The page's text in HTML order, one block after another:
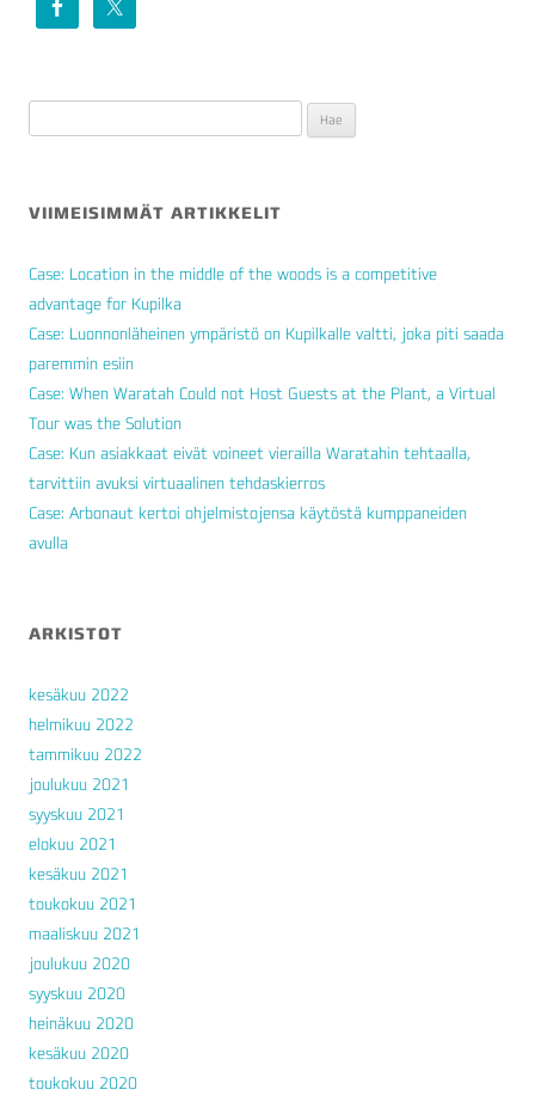
VIIMEISIMMÄT ARTIKKELIT
Case: Location in the middle of the woods is a competitive
advantage for Kupilka
Case: Luonnonläheinen ympäristö on Kupilkalle valtti, joka piti saada
paremmin esiin
Case: When Waratah Could not Host Guests at the Plant, a Virtual
Tour was the Solution
Case: Kun asiakkaat eivät voineet vierailla Waratahin tehtaalla,
tarvittiin avuksi virtuaalinen tehdaskierros
Case: Arbonaut kertoi ohjelmistojensa käytöstä kumppaneiden
avulla
ARKISTOT
kesäkuu 2022
helmikuu 2022
tammikuu 2022
joulukuu 2021
syyskuu 2021
elokuu 2021
kesäkuu 2021
toukokuu 2021
maaliskuu 2021
joulukuu 2020
syyskuu 2020
heinäkuu 2020
kesäkuu 2020
toukokuu 2020